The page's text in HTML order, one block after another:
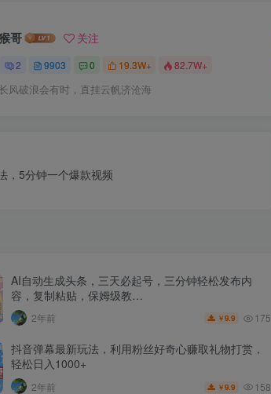
哥 关注
2 9903 0 19.3W+ 82.7W+
长风破浪会有时，直挂云帆济沧海
，5分钟一个爆款视频
AI自动生成头条，三天必起号，三分钟轻松发布内
容，复制粘贴，保姆级教…
2年前 ￥9.9 175
抖音弹幕最新玩法，利用粉丝好奇心赚取礼物打赏，
轻松日入1000+
2年前 ￥9.9 158